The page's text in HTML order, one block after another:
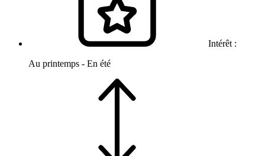
Intérêt :
Au printemps - En été